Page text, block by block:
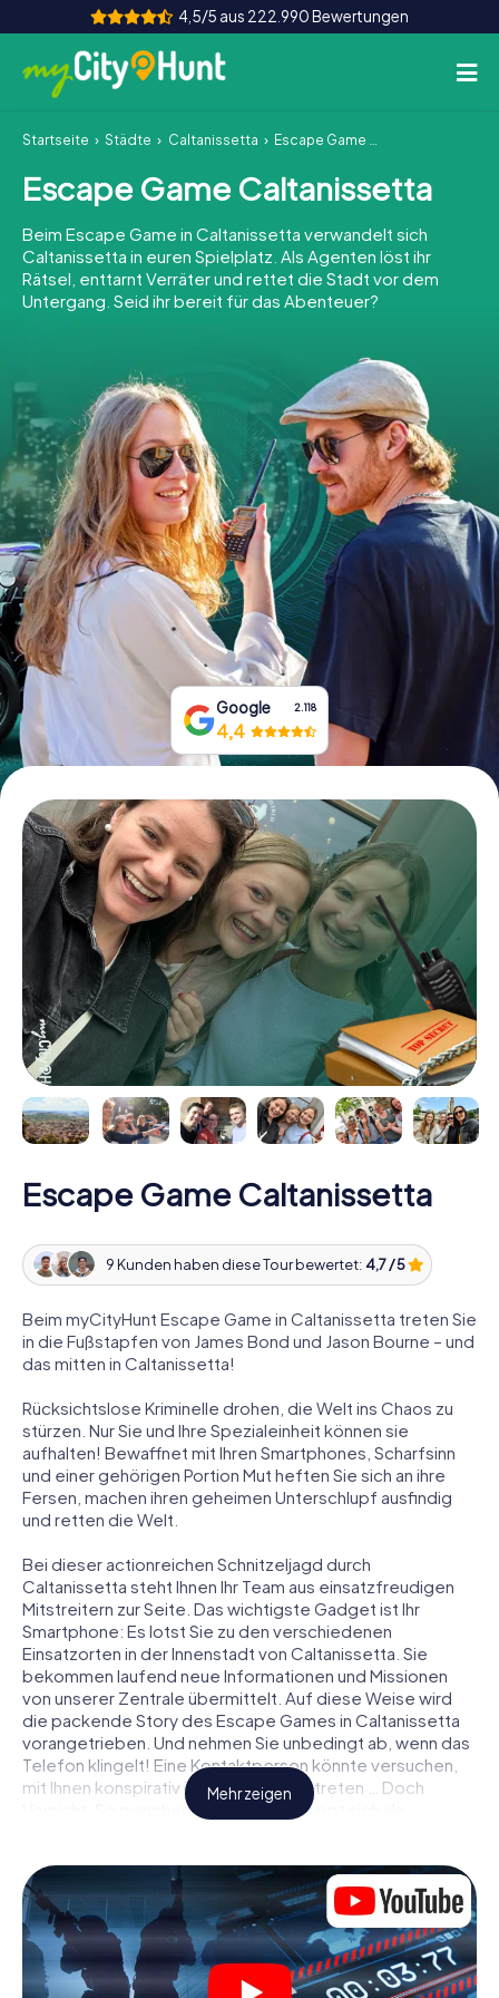
4,5/5 aus 222.990 Bewertungen
So funktioniert's
Städte
Touren
Teamevent
INT AT CH
DE
ES
FR UK
IE
IT
NL
Tickets buchen
Gutscheine bestellen
Startseite Städte Caltanissetta Escape Game Caltanissetta
Escape Game Caltanissetta
Beim Escape Game in Caltanissetta verwandelt sich
Caltanissetta in euren Spielplatz. Als Agenten löst ihr
Rätsel, enttarnt Verräter und rettet die Stadt vor dem
Untergang. Seid ihr bereit für das Abenteuer?
Google 2.118
4,4
Escape Game Caltanissetta
9 Kunden haben diese Tour bewertet: 4,7 / 5
Beim myCityHunt Escape Game in Caltanissetta treten Sie
in die Fußstapfen von James Bond und Jason Bourne – und
das mitten in Caltanissetta!
Rücksichtslose Kriminelle drohen, die Welt ins Chaos zu
stürzen. Nur Sie und Ihre Spezialeinheit können sie
aufhalten! Bewaffnet mit Ihren Smartphones, Scharfsinn
und einer gehörigen Portion Mut heften Sie sich an ihre
Fersen, machen ihren geheimen Unterschlupf ausfindig
und retten die Welt.
Bei dieser actionreichen Schnitzeljagd durch
Caltanissetta steht Ihnen Ihr Team aus einsatzfreudigen
Mitstreitern zur Seite. Das wichtigste Gadget ist Ihr
Smartphone: Es lotst Sie zu den verschiedenen
Einsatzorten in der Innenstadt von Caltanissetta. Sie
bekommen laufend neue Informationen und Missionen
von unserer Zentrale übermittelt. Auf diese Weise wird
die packende Story des Escape Games in Caltanissetta
vorangetrieben. Und nehmen Sie unbedingt ab, wenn das
Telefon klingelt! Eine Kontaktperson könnte versuchen,
mit Ihnen konspirativ in Verbindung zu treten … Doch
Vorsicht: So mancher Informant entpuppt sich als
ziehen Sie die richtigen Schlüsse und vor allem: Vertrauen
Sie niemandem!
Anders als in einem klassischen Escape Room in
Caltanissetta sind Sie also nicht in ein Zimmer eingesperrt,
aus dem Sie sich in einem vorgegebenen Zeitfenster
Mehr zeigen